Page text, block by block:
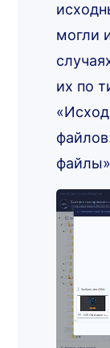
могли
их по